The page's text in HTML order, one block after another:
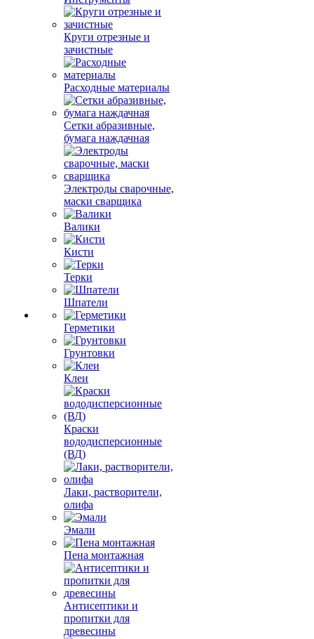
Круги отрезные и
зачистные
Расходные материалы
Сетки абразивные,
бумага наждачная
Электроды сварочные,
маски сварщика
Валики
Кисти
Терки
Шпатели
Герметики
Грунтовки
Клеи
Краски
вододисперсионные
(ВД)
Лаки, растворители,
олифа
Эмали
Пена монтажная
Антисептики и
пропитки для
древесины